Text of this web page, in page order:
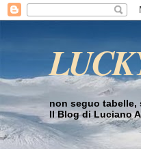
non seguo
Il Blog di Luciano